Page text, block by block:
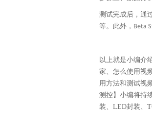
测试完成后，通
等。此外， Beta
以上就是小编介
家、怎么使用视
用方法和测试视
测控】小编将持
装、LED封装、